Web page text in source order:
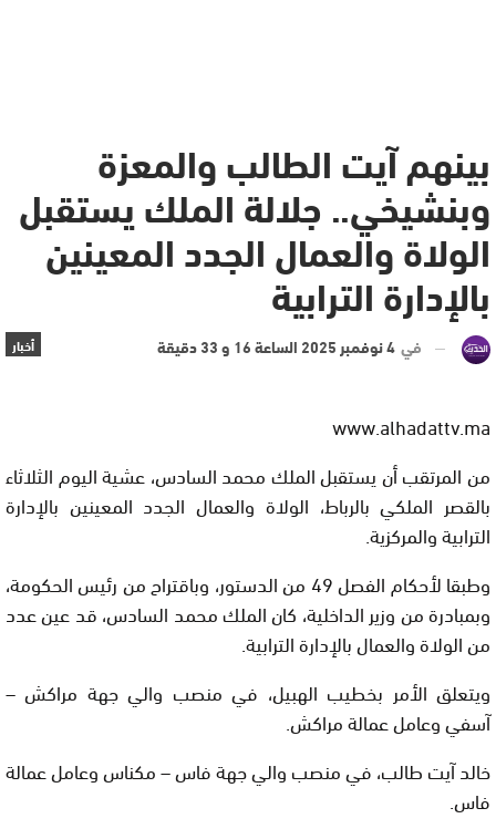
بينهم آيت الطالب والمعزة
وبنشيخي.. جلالة الملك يستقبل
الولاة والعمال الجدد المعينين
بالإدارة الترابية
أخبار في4 نوفمبر 2025 الساعة 16 و 33 دقيقة
www.alhadattv.ma
من المرتقب أن يستقبل الملك محمد السادس، عشية اليوم الثلاثاء
بالقصر الملكي بالرباط، الولاة والعمال الجدد المعينين بالإدارة
الترابية والمركزية.
وطبقا لأحكام الفصل 49 من الدستور، وباقتراح من رئيس الحكومة،
وبمبادرة من وزير الداخلية، كان الملك محمد السادس، قد عين عدد
من الولاة والعمال بالإدارة الترابية.
ويتعلق الأمر بخطيب الهبيل، في منصب والي جهة مراكش –
آسفي وعامل عمالة مراكش.
خالد آيت طالب، في منصب والي جهة فاس – مكناس وعامل عمالة
فاس.